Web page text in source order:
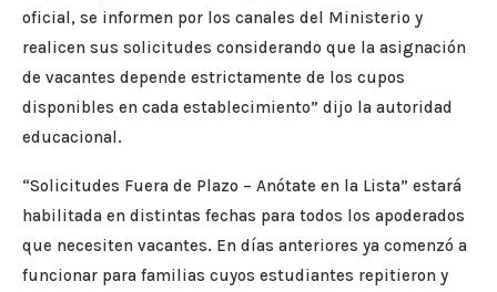
oficial, se informen por los canales del Ministerio y
realicen sus solicitudes considerando que la asignación
de vacantes depende estrictamente de los cupos
disponibles en cada establecimiento” dijo la autoridad
educacional.
“Solicitudes Fuera de Plazo – Anótate en la Lista” estará
habilitada en distintas fechas para todos los apoderados
que necesiten vacantes. En días anteriores ya comenzó a
funcionar para familias cuyos estudiantes repitieron y